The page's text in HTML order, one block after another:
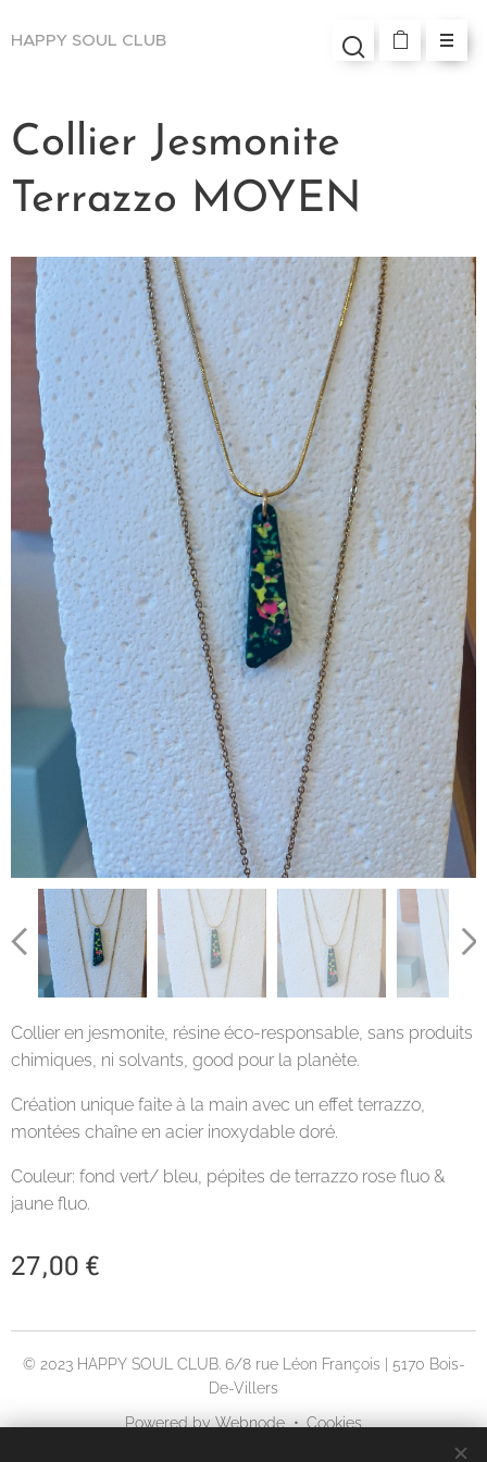
HAPPY SOUL CLUB
Collier Jesmonite
Terrazzo MOYEN
Collier en jesmonite, résine éco-responsable, sans produits
chimiques, ni solvants, good pour la planète.
Création unique faite à la main avec un effet terrazzo,
montées chaîne en acier inoxydable doré.
Couleur: fond vert/ bleu, pépites de terrazzo rose fluo &
jaune fluo.
27,00 €
© 2023 HAPPY SOUL CLUB. 6/8 rue Léon François | 5170 Bois-
De-Villers
Powered by Webnode Cookies